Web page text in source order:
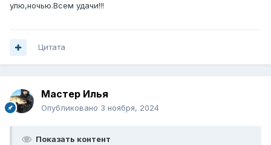
улю,ночью.Всем удачи!!!
Цитата
Мастер Илья
Опубликовано 3 ноября, 2024
Показать контент